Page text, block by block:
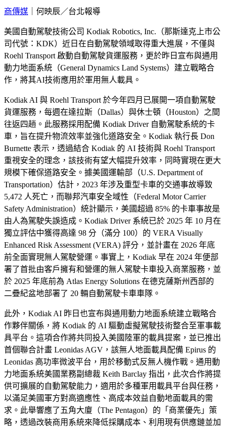
商傳媒 ｜何映辰／台北報導
美國自動駕駛技術公司 Kodiak Robotics, Inc.（那斯達克上市公
司代號：KDK）近日在自動駕駛領域取得重大進展，不僅與
Roehl Transport 啟動自動駕駛貨運服務，更於昨日宣布與通用
動力地面系統（General Dynamics Land Systems）建立戰略合
作，將其AI技術應用於軍用無人載具。
Kodiak AI 與 Roehl Transport 於今年四月已展開一項自動駕駛
貨運服務，每週在達拉斯（Dallas）與休士頓（Houston）之間
往返四趟。此服務採用配備 Kodiak Driver 自動駕駛系統的卡
車，旨在提升物流效率並強化道路安全。Kodiak 執行長 Don
Burnette 表示，透過結合 Kodiak 的 AI 技術與 Roehl Transport
重視安全的理念，該技術有望大幅提升效率，同時實現在更大
規模下確保道路安全。據美國運輸部（U.S. Department of
Transportation）估計，2023 年涉及重型卡車的交通事故導致
5,472 人死亡，而聯邦汽車安全域性（Federal Motor Carrier
Safety Administration）統計顯示，美國超過 85% 的卡車事故是
由人為駕駛失誤造成。Kodiak Driver 系統已於 2025 年 10 月在
獨立評估中獲得高達 98 分（滿分 100）的 VERA Visually
Enhanced Risk Assessment (VERA) 評分，並計畫在 2026 年底
前全面實現無人駕駛營運。事實上，Kodiak 早在 2024 年便部
署了首批由客戶擁有和營運的無人駕駛卡車投入商業服務，並
於 2025 年底前為 Atlas Energy Solutions 在德克薩斯州西部的
二疊紀盆地部署了 20 輛自動駕駛卡車車隊。
此外，Kodiak AI 昨日也宣布與通用動力地面系統建立戰略合
作夥伴關係，將 Kodiak 的 AI 驅動虛擬駕駛技術整合至軍事載
具平台。這項合作將共同投入美國陸軍的載具提案，並已推出
首個聯合計畫 Leonidas AGV，該無人地面載具配備 Epirus 的
Leonidas 高功率微波平台，用於移動式反無人機作戰。通用動
力地面系統美國業務副總裁 Keith Barclay 指出，此次合作將提
供可擴展的自動駕駛能力，適用於多種軍用載具平台與任務，
以滿足美國軍方對高適應性、高成本效益自動地面載具的需
求。此舉響應了五角大廈（The Pentagon）的「商業優先」策
略，透過改裝商用系統來降低採購成本、利用現有供應鏈並加